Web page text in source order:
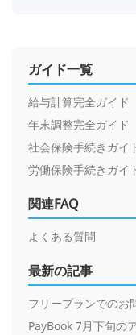
ガイド一覧
給与計算完全ガイド
年末調整完全ガイド
社会保険手続きガイ
労働保険手続きガイ
関連FAQ
よくある質問
最新の記事
フリープランでのお
PayBook 7月下旬の